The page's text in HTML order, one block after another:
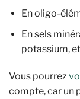
En oligo-
En sels
potassium,
Vous pourrez
compte, car un